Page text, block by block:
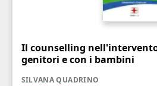
Il counselling
genitori e con i bambini
SILVANA QUADRINO